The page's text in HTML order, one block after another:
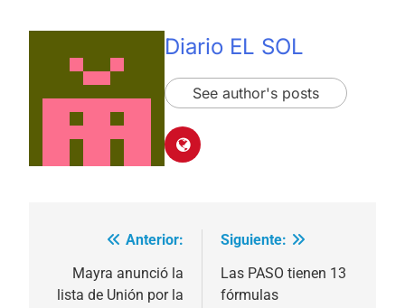
Diario EL SOL
See author's posts
Navegación
Anterior:
Mayra anunció la
lista de Unión por la
Siguiente:
Las PASO tienen 13
fórmulas